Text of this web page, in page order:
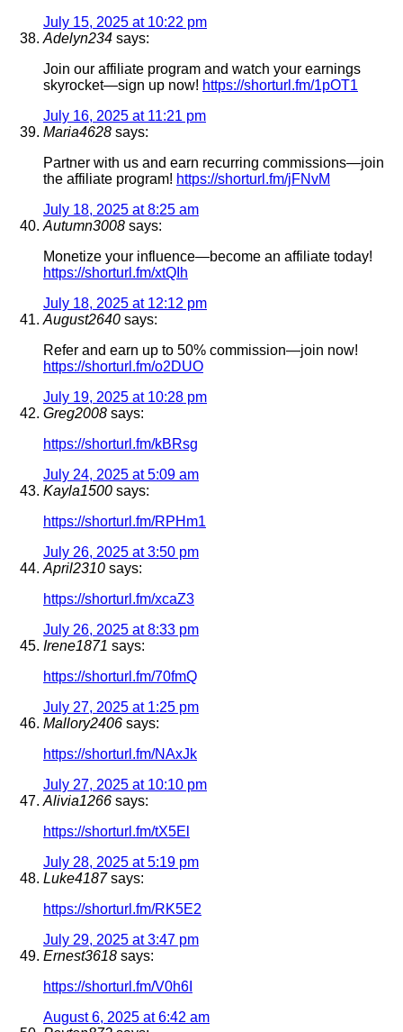
July 15, 2025 at 10:22 pm
Adelyn234 says:
Join our affiliate program and watch your earnings
skyrocket—sign up now! https://shorturl.fm/1pOT1
July 16, 2025 at 11:21 pm
Maria4628 says:
Partner with us and earn recurring commissions—join
the affiliate program! https://shorturl.fm/jFNvM
July 18, 2025 at 8:25 am
Autumn3008 says:
Monetize your influence—become an affiliate today!
https://shorturl.fm/xtQIh
July 18, 2025 at 12:12 pm
August2640 says:
Refer and earn up to 50% commission—join now!
https://shorturl.fm/o2DUO
July 19, 2025 at 10:28 pm
Greg2008 says:
https://shorturl.fm/kBRsg
July 24, 2025 at 5:09 am
Kayla1500 says:
https://shorturl.fm/RPHm1
July 26, 2025 at 3:50 pm
April2310 says:
https://shorturl.fm/xcaZ3
July 26, 2025 at 8:33 pm
Irene1871 says:
https://shorturl.fm/70fmQ
July 27, 2025 at 1:25 pm
Mallory2406 says:
https://shorturl.fm/NAxJk
July 27, 2025 at 10:10 pm
Alivia1266 says:
https://shorturl.fm/tX5El
July 28, 2025 at 5:19 pm
Luke4187 says:
https://shorturl.fm/RK5E2
July 29, 2025 at 3:47 pm
Ernest3618 says:
https://shorturl.fm/V0h6I
August 6, 2025 at 6:42 am